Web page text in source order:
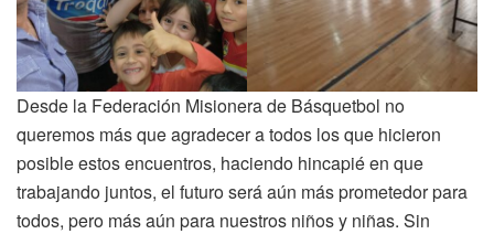
Desde la Federación Misionera de Básquetbol no
queremos más que agradecer a todos los que hicieron
posible estos encuentros, haciendo hincapié en que
trabajando juntos, el futuro será aún más prometedor para
todos, pero más aún para nuestros niños y niñas. Sin